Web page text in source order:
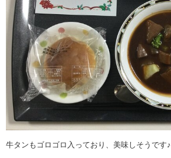
牛タンもゴロゴロ入っており、美味しそうです♪